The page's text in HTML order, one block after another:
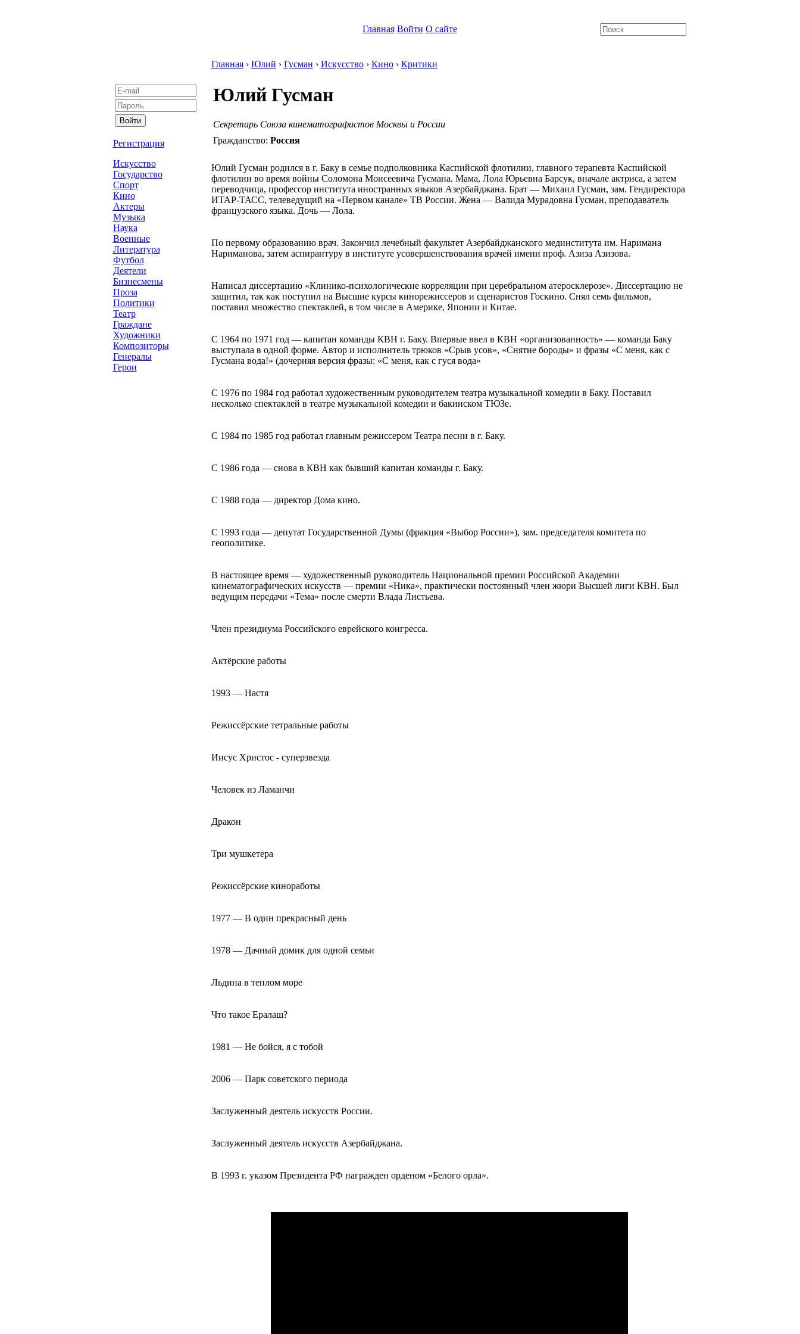
Главная Войти О сайте
Регистрация
Искусство
Государство
Спорт
Кино
Актеры
Музыка
Наука
Военные
Литература
Футбол
Деятели
Бизнесмены
Проза
Политики
Театр
Граждане
Художники
Композиторы
Генералы
Герои
Главная› Юлий › Гусман › Искусство› Кино› Критики
Юлий Гусман
Секретарь Союза кинематографистов Москвы и России
Гражданство: Россия
Юлий Гусман родился в г. Баку в семье подполковника Каспийской флотилии, главного терапевта Каспийской
флотилии во время войны Соломона Моисеевича Гусмана. Мама, Лола Юрьевна Барсук, вначале актриса, а затем
переводчица, профессор института иностранных языков Азербайджана. Брат — Михаил Гусман, зам. Гендиректора
ИТАР-ТАСС, телеведущий на «Первом канале» ТВ России. Жена — Валида Мурадовна Гусман, преподаватель
французского языка. Дочь — Лола.
По первому образованию врач. Закончил лечебный факультет Азербайджанского мединститута им. Наримана
Нариманова, затем аспирантуру в институте усовершенствования врачей имени проф. Азиза Азизова.
Написал диссертацию «Клинико-психологические корреляции при церебральном атеросклерозе». Диссертацию не
защитил, так как поступил на Высшие курсы кинорежиссеров и сценаристов Госкино. Снял семь фильмов,
поставил множество спектаклей, в том числе в Америке, Японии и Китае.
С 1964 по 1971 год — капитан команды КВН г. Баку. Впервые ввел в КВН «организованность» — команда Баку
выступала в одной форме. Автор и исполнитель трюков «Срыв усов», «Снятие бороды» и фразы «С меня, как с
Гусмана вода!» (дочерняя версия фразы: «С меня, как с гуся вода»
С 1976 по 1984 год работал художественным руководителем театра музыкальной комедии в Баку. Поставил
несколько спектаклей в театре музыкальной комедии и бакинском ТЮЗе.
С 1984 по 1985 год работал главным режиссером Театра песни в г. Баку.
С 1986 года — снова в КВН как бывший капитан команды г. Баку.
С 1988 года — директор Дома кино.
С 1993 года — депутат Государственной Думы (фракция «Выбор России»), зам. председателя комитета по
геополитике.
В настоящее время — художественный руководитель Национальной премии Российской Академии
кинематографических искусств — премии «Ника», практически постоянный член жюри Высшей лиги КВН. Был
ведущим передачи «Тема» после смерти Влада Листьева.
Член президиума Российского еврейского конгресса.
Актёрские работы
1993 — Настя
Режиссёрские тетральные работы
Иисус Христос - суперзвезда
Человек из Ламанчи
Дракон
Три мушкетера
Режиссёрские киноработы
1977 — В один прекрасный день
1978 — Дачный домик для одной семьи
Льдина в теплом море
Что такое Ералаш?
1981 — Не бойся, я с тобой
2006 — Парк советского периода
Заслуженный деятель искусств России.
Заслуженный деятель искусств Азербайджана.
В 1993 г. указом Президента РФ награжден орденом «Белого орла».